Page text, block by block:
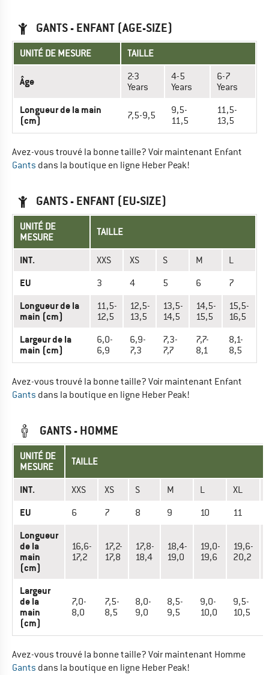
GANTS - ENFANT (AGE-SIZE)
UNITÉ DE MESURE TAILLE
Âge
2-3
Years
4-5
Years
6-7
Years
Longueur de la main
(cm)
7,5-9,5
9,5-
11,5
11,5-
13,5
Avez-vous trouvé la bonne taille? Voir maintenant Enfant
Gants dans la boutique en ligne Heber Peak!
GANTS - ENFANT (EU-SIZE)
UNITÉ DE
MESURE
TAILLE
INT. XXS XS S M L
EU 3 4 5 6 7
Longueur de la
main (cm)
11,5-
12,5
12,5-
13,5
13,5-
14,5
14,5-
15,5
15,5-
16,5
Largeur de la
main (cm)
6,0-
6,9
6,9-
7,3
7,3-
7,7
7,7-
8,1
8,1-
8,5
Avez-vous trouvé la bonne taille? Voir maintenant Enfant
Gants dans la boutique en ligne Heber Peak!
GANTS - HOMME
UNITÉ DE
MESURE
TAILLE
INT. XXS XS S M L XL
EU 6 7 8 9 10 11
Longueur
de la
main
(cm)
16,6-
17,2
17,2-
17,8
17,8-
18,4
18,4-
19,0
19,0-
19,6
19,6-
20,2
Largeur
de la
main
(cm)
7,0-
8,0
7,5-
8,5
8,0-
9,0
8,5-
9,5
9,0-
10,0
9,5-
10,5
Avez-vous trouvé la bonne taille? Voir maintenant Homme
Gants dans la boutique en ligne Heber Peak!